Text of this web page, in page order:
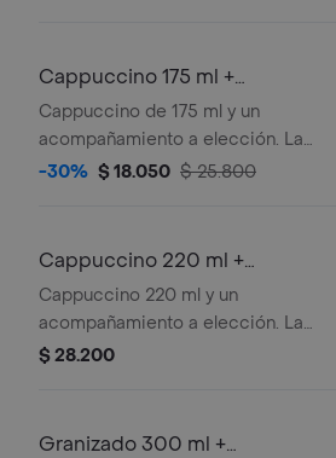
Cappuccino 175 ml +
Acompañamiento
Cappuccino de 175 ml y un
acompañamiento a elección. La
presentación del Cappuccino puede
durante el transporte para pedidos a
domicilio.
-30% $ 18.050 $ 25.800
Cappuccino 220 ml +
Acompañamiento
Cappuccino 220 ml y un
acompañamiento a elección. La
presentación del Cappuccino puede
durante el transporte para pedidos a
$ 28.200
Granizado 300 ml +